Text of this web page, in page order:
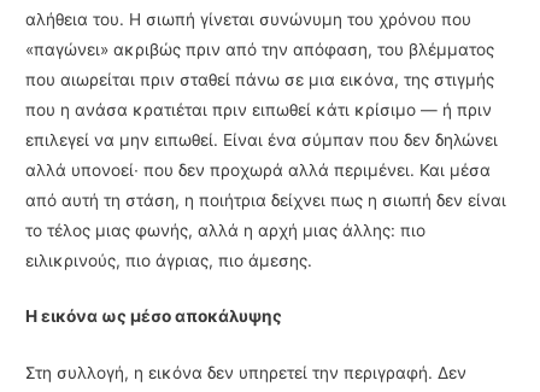
αλήθεια του. Η σιωπή γίνεται συνώνυμη του χρόνου που
«παγώνει» ακριβώς πριν από την απόφαση, του βλέμματος
που αιωρείται πριν σταθεί πάνω σε μια εικόνα, της στιγμής
που η ανάσα κρατιέται πριν ειπωθεί κάτι κρίσιμο — ή πριν
επιλεγεί να μην ειπωθεί. Είναι ένα σύμπαν που δεν δηλώνει
αλλά υπονοεί∙ που δεν προχωρά αλλά περιμένει. Και μέσα
από αυτή τη στάση, η ποιήτρια δείχνει πως η σιωπή δεν είναι
το τέλος μιας φωνής, αλλά η αρχή μιας άλλης: πιο
ειλικρινούς, πιο άγριας, πιο άμεσης.
Η εικόνα ως μέσο αποκάλυψης
Στη συλλογή, η εικόνα δεν υπηρετεί την περιγραφή. Δεν